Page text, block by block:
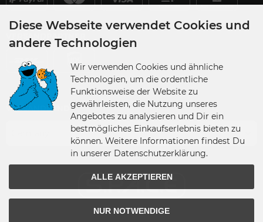
VERSANDLAND
Diese Webseite verwendet Cookies und
andere Technologien
Wir verwenden Cookies und ähnliche
Technologien, um die ordentliche
Funktionsweise der Website zu
gewährleisten, die Nutzung unseres
Angebotes zu analysieren und Dir ein
bestmögliches Einkaufserlebnis bieten zu
können. Weitere Informationen findest Du
in unserer Datenschutzerklärung.
ALLE AKZEPTIEREN
NUR NOTWENDIGE